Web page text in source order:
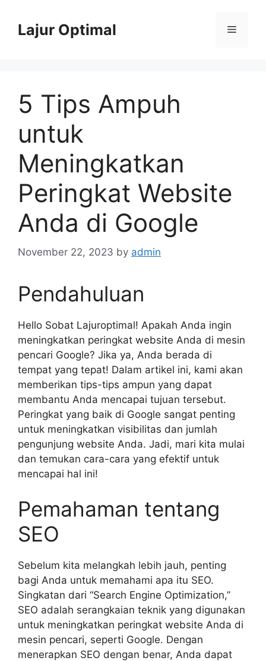
contentLajur Optimal Menu
5 Tips Ampuh
untuk
Meningkatkan
Peringkat Website
Anda di Google
November 22, 2023 by admin
Pendahuluan
Hello Sobat Lajuroptimal! Apakah Anda ingin
meningkatkan peringkat website Anda di mesin
pencari Google? Jika ya, Anda berada di
tempat yang tepat! Dalam artikel ini, kami akan
memberikan tips-tips ampun yang dapat
membantu Anda mencapai tujuan tersebut.
Peringkat yang baik di Google sangat penting
untuk meningkatkan visibilitas dan jumlah
pengunjung website Anda. Jadi, mari kita mulai
dan temukan cara-cara yang efektif untuk
mencapai hal ini!
Pemahaman tentang
SEO
Sebelum kita melangkah lebih jauh, penting
bagi Anda untuk memahami apa itu SEO.
Singkatan dari “Search Engine Optimization,”
SEO adalah serangkaian teknik yang digunakan
untuk meningkatkan peringkat website Anda di
mesin pencari, seperti Google. Dengan
menerapkan SEO dengan benar, Anda dapat